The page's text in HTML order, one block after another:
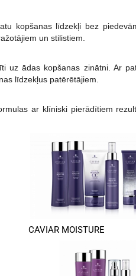
kopšanas līdzekļi bez
un stilistiem.
ādas kopšanas zinātni. Ar
līdzekļus patērētājiem.
ar klīniski pierādītiem
CAVIAR MOISTURE